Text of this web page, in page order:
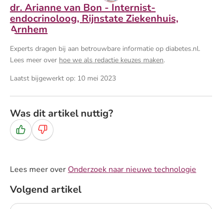
dr. Arianne van Bon - Internist-
endocrinoloog, Rijnstate Ziekenhuis,
Arnhem
Experts dragen bij aan betrouwbare informatie op diabetes.nl.
Lees meer over hoe we als redactie keuzes maken.
Laatst bijgewerkt op: 10 mei 2023
Was dit artikel nuttig?
Ja Nee
Lees meer over Onderzoek naar nieuwe technologie
Volgend artikel